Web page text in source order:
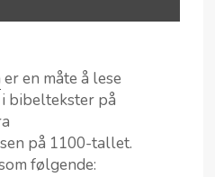
er en måte å lese
bibeltekster på
på 1100-tallet.
følgende: